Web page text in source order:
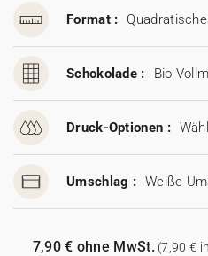
Format :
Schokolade : Bio-
Druck-Optionen :
Umschlag :
7,90 € ohne MwSt.(7,90 €